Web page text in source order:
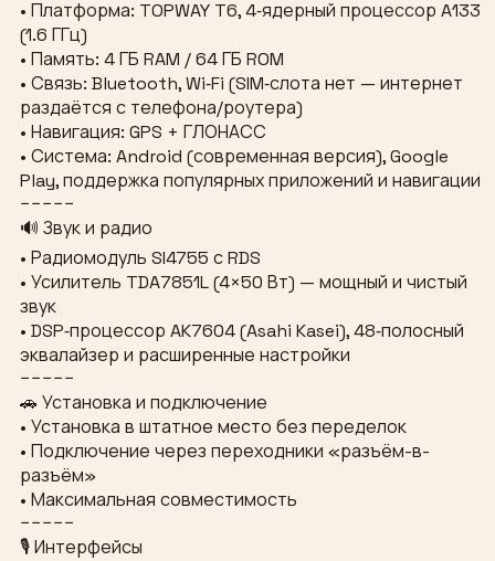
• Платформа: TOPWAY T6, 4‑ядерный процессор A133
(1.6 ГГц)
• Память: 4 ГБ RAM / 64 ГБ ROM
• Связь: Bluetooth, Wi‑Fi (SIM‑слота нет — интернет
раздаётся с телефона/роутера)
• Навигация: GPS + ГЛОНАСС
• Система: Android (современная версия), Google
Play, поддержка популярных приложений и навигации
−−−−−
🔊 Звук и радио
• Радиомодуль SI4755 с RDS
• Усилитель TDA7851L (4×50 Вт) — мощный и чистый
звук
• DSP‑процессор AK7604 (Asahi Kasei), 48‑полосный
эквалайзер и расширенные настройки
−−−−−
🚗 Установка и подключение
• Установка в штатное место без переделок
• Подключение через переходники «разъём-в-
разъём»
• Максимальная совместимость
−−−−−
🎙 Интерфейсы